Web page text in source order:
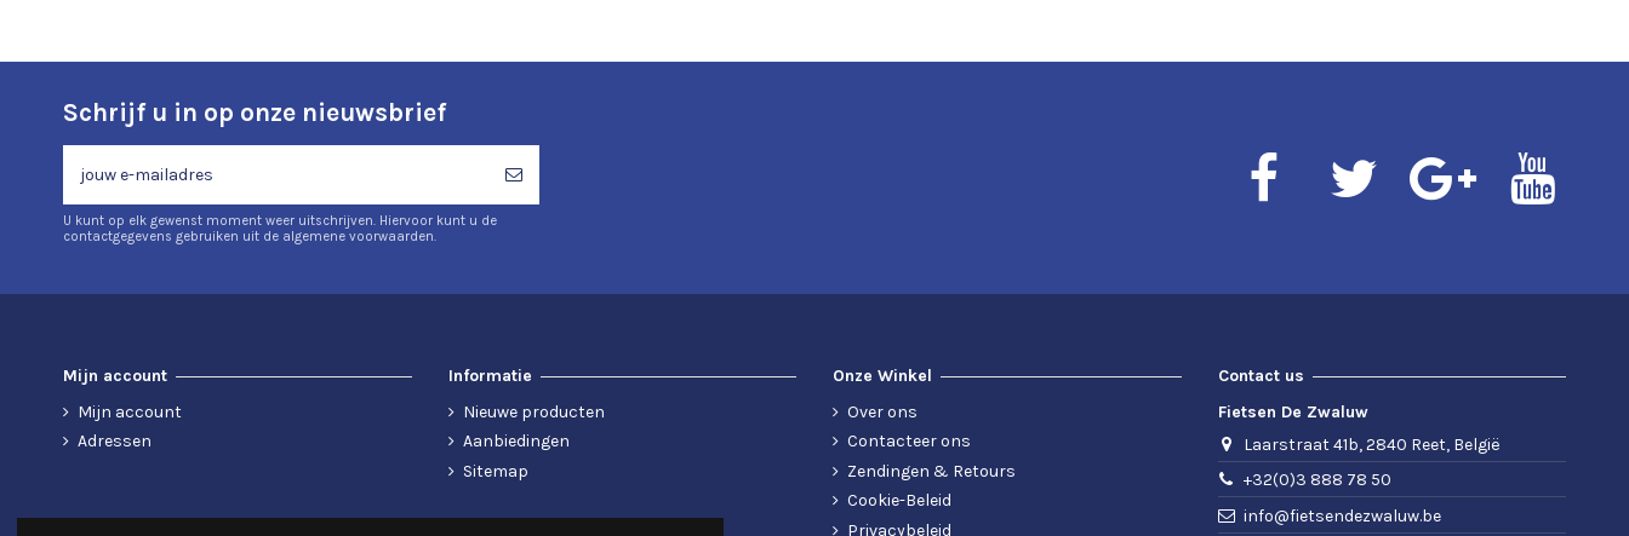
Schrijf u in op onze nieuwsbrief
U kunt op elk gewenst moment weer uitschrijven. Hiervoor kunt u de
contactgegevens gebruiken uit de algemene voorwaarden.
Mijn account
Mijn account
Adressen
Informatie
Nieuwe producten
Aanbiedingen
Sitemap
Onze Winkel
Over ons
Contacteer ons
Zendingen & Retours
Cookie-Beleid
Privacybeleid
Contact us
Fietsen De Zwaluw
Laarstraat 41b, 2840 Reet, België
+32(0)3 888 78 50
info@fietsendezwaluw.be